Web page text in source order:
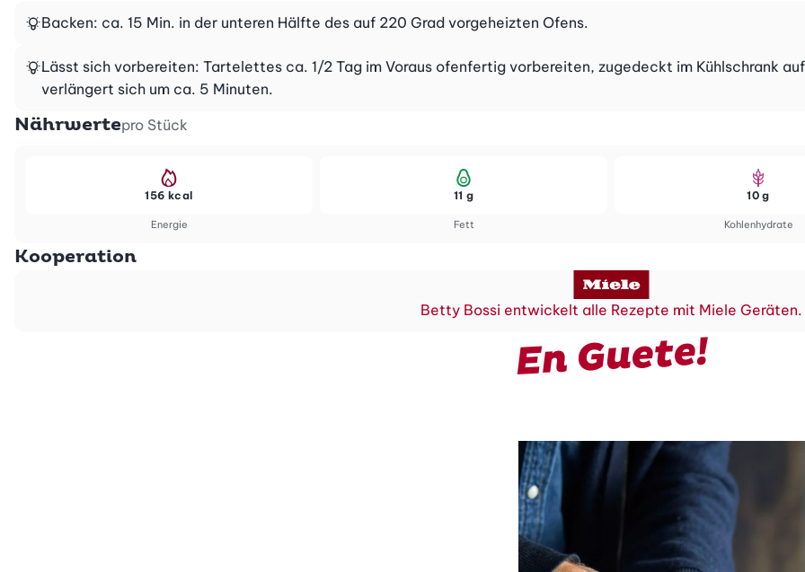
Backen: ca. 15 Min. in der unteren Hälfte des auf 220 Grad vorgeheizten Ofens.
Lässt sich vorbereiten: Tartelettes ca. 1/2 Tag im Voraus ofenfertig vorbereiten, zugedeckt im Kühlschrank
verlängert sich um ca. 5 Minuten.
Nährwertepro Stück
Energie
156 kcal
Fett
11 g
Kohlenhydrate
10 g
Kooperation
Betty Bossi entwickelt alle Rezepte mit Miele Geräten.
En Guete!